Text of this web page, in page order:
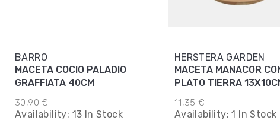
BARRO
MACETA COCIO PALADIO
GRAFFIATA 40CM
30,90 €
Availability: 13 In Stock
HERSTERA GARDEN
MACETA MANACOR
PLATO TIERRA
11,35 €
Availability:1 In Stock